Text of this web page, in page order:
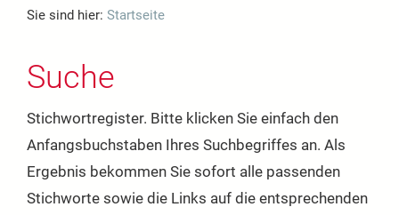
Sie sind hier: Startseite
Suche
Stichwortregister. Bitte klicken Sie einfach den
Anfangsbuchstaben Ihres Suchbegriffes an. Als
Ergebnis bekommen Sie sofort alle passenden
Stichworte sowie die Links auf die entsprechenden